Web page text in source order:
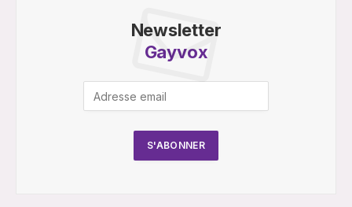
Newsletter
Gayvox